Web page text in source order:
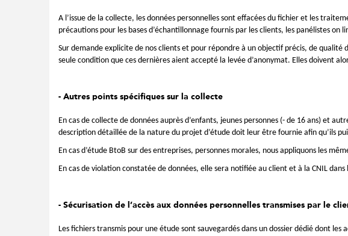
A l’issue de la collecte, les données personnelles sont effacées du fichier et les
précautions pour les bases d’échantillonnage fournis par les clients, les panélistes on
Sur demande explicite de nos clients et pour répondre à un objectif précis, de
seule condition que ces dernières aient accepté la levée d’anonymat. Elles doivent
- Autres points spécifiques sur la collecte
En cas de collecte de données auprès d’enfants, jeunes personnes (- de 16 ans) et
description détaillée de la nature du projet d’étude doit leur être fournie afin qu’ils
En cas d’étude BtoB sur des entreprises, personnes morales, nous appliquons les
En cas de violation constatée de données, elle sera notifiée au client et à la CNIL dans
- Sécurisation de l’accès aux données personnelles transmises par le
Les fichiers transmis pour une étude sont sauvegardés dans un dossier dédié dont